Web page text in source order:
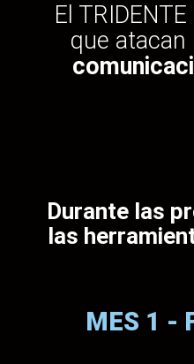
El
que
Durante las
las
MES 1 -